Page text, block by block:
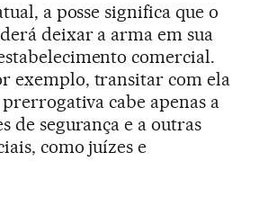
a posse significa que o
deixar a arma em sua
comercial.
exemplo, transitar com ela
prerrogativa cabe apenas a
de segurança e a outras
como juízes e